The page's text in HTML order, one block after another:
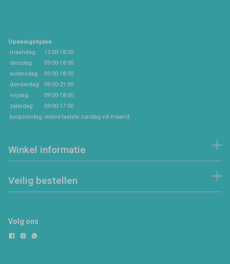
Openingstijden
maandag
13:00-18:00
dinsdag
09:00-18:00
woensdag
09:00-18:00
donderdag
09:00-21:00
vrijdag
09:00-18:00
zaterdag
09:00-17:00
koopzondag iedere laatste zondag vd maand
Winkel informatie
Veilig bestellen
Volg ons